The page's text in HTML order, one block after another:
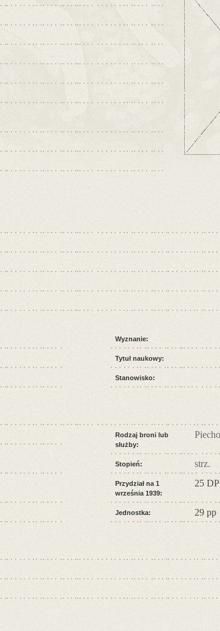
Wyznanie:
Tytuł naukowy:
Stanowisko:
Rodzaj broni lub
służby:
Stopień: strz.
Przydział na 1
września 1939:
25 DP
Jednostka: 29 pp